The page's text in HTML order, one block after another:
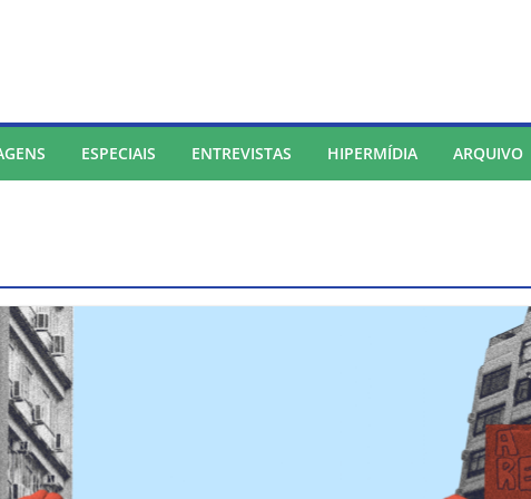
ESPECIAIS ENTREVISTAS HIPERMÍDIA ARQUIVO